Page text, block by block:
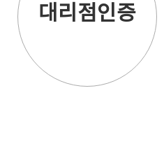
대리점인증